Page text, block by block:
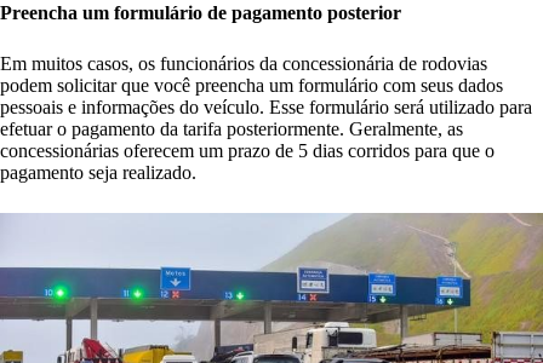
Preencha um formulário de pagamento posterior
Em muitos casos, os funcionários da concessionária de rodovias
podem solicitar que você preencha um formulário com seus dados
pessoais e informações do veículo. Esse formulário será utilizado para
efetuar o pagamento da tarifa posteriormente. Geralmente, as
concessionárias oferecem um prazo de 5 dias corridos para que o
pagamento seja realizado.